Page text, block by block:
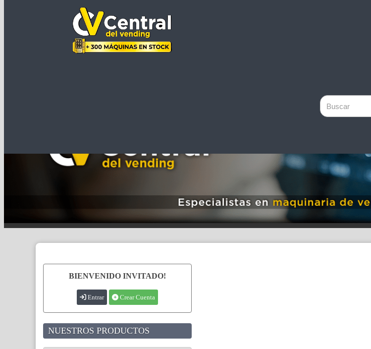
BIENVENIDO INVITADO!
Entrar Crear Cuenta
NUESTROS PRODUCTOS